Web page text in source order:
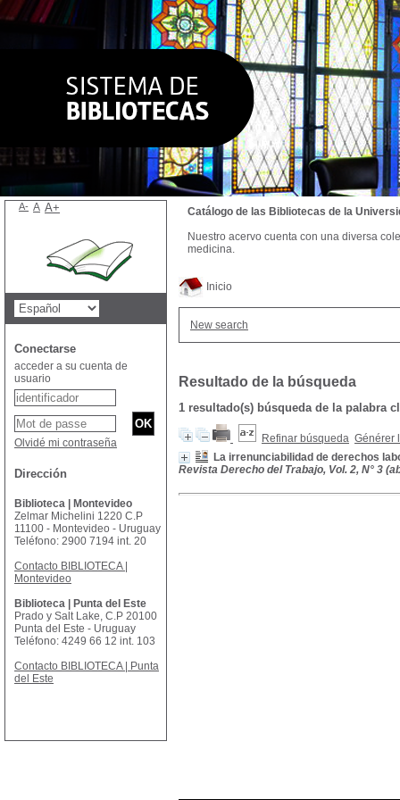
Inicio
New search
Resultado de la búsqueda
1 resultado(s) búsqueda de la palabra
Refinar búsqueda Générer
La irrenunciabilidad de derechos
Revista Derecho del Trabajo, Vol. 2, N° 3
Catálogo de las Bibliotecas de la
Nuestro acervo cuenta con una diversa
medicina.
A- A A+
Conectarse
acceder a su cuenta de
usuario
Olvidé mi contraseña
Dirección
Biblioteca | Montevideo
Zelmar Michelini 1220 C.P
11100 - Montevideo - Uruguay
Teléfono: 2900 7194 int. 20
Contacto BIBLIOTECA |
Montevideo
Biblioteca | Punta del Este
Prado y Salt Lake, C.P 20100
Punta del Este - Uruguay
Teléfono: 4249 66 12 int. 103
Contacto BIBLIOTECA | Punta
del Este